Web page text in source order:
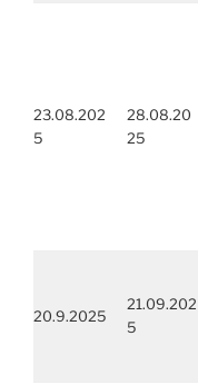
23.08.202
5
28.08.20
25
20.9.2025
21.09.202
5